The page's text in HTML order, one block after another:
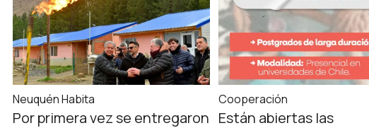
Neuquén Habita
Por primera vez se entregaron
Cooperación
Están abiertas las